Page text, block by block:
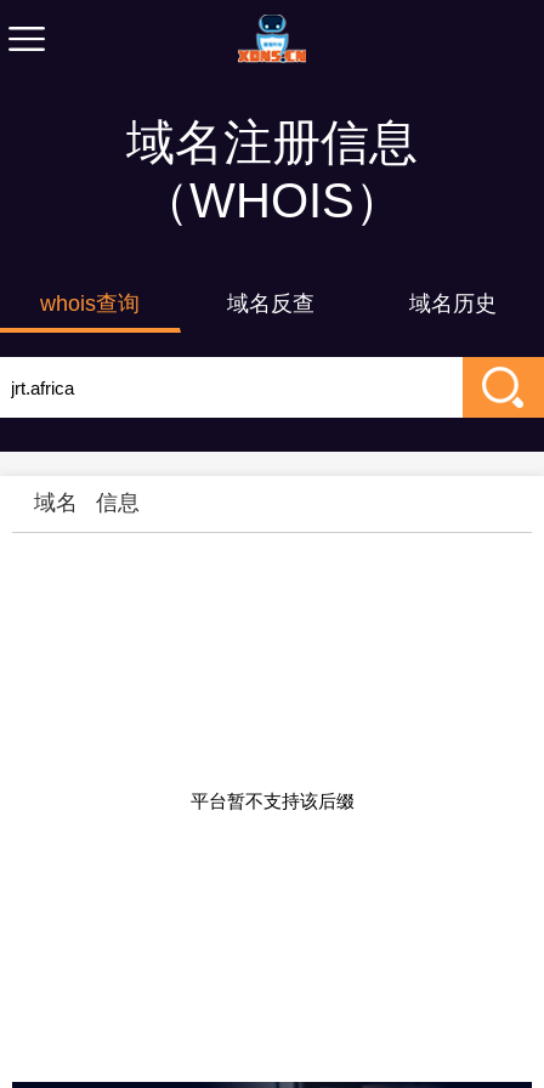
域名注册信息
（WHOIS）
whois查询 域名反查 域名历史
域名 信息
平台暂不支持该后缀